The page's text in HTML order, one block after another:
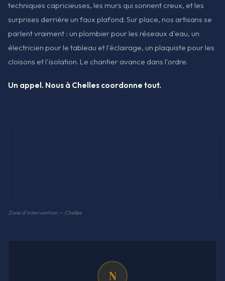
techniques capricieuses, les murs qui sonnent creux, et les
surprises derrière un faux plafond. Sur place, nos artisans se
parlent vraiment : un plombier pour les réseaux d'eau, un
électricien pour le tableau et l'éclairage, un plaquiste pour les
cloisons et l'isolation. Le chantier avance dans l'ordre.
Un appel. Nous à Chelles coordonne tout.
Zone d'intervention — Chelles
N